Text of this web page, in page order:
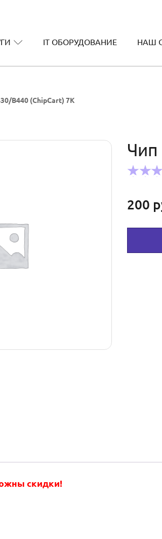
IT ОБОРУДОВАНИЕ НАШ
B440 (ChipCart) 7К
Чип
200
скидки!